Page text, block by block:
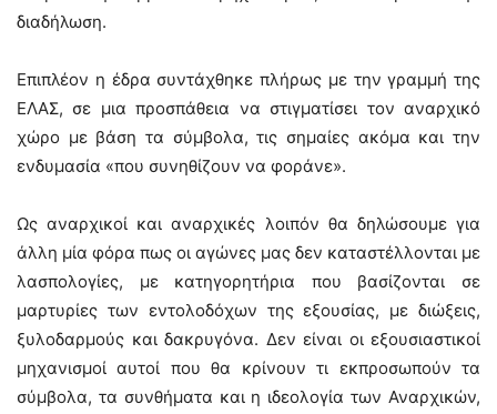
διαδήλωση.
Επιπλέον η έδρα συντάχθηκε πλήρως με την γραμμή της
ΕΛΑΣ, σε μια προσπάθεια να στιγματίσει τον αναρχικό
χώρο με βάση τα σύμβολα, τις σημαίες ακόμα και την
ενδυμασία «που συνηθίζουν να φοράνε».
Ως αναρχικοί και αναρχικές λοιπόν θα δηλώσουμε για
άλλη μία φόρα πως οι αγώνες μας δεν καταστέλλονται με
λασπολογίες, με κατηγορητήρια που βασίζονται σε
μαρτυρίες των εντολοδόχων της εξουσίας, με διώξεις,
ξυλοδαρμούς και δακρυγόνα. Δεν είναι οι εξουσιαστικοί
μηχανισμοί αυτοί που θα κρίνουν τι εκπροσωπούν τα
σύμβολα, τα συνθήματα και η ιδεολογία των Αναρχικών,